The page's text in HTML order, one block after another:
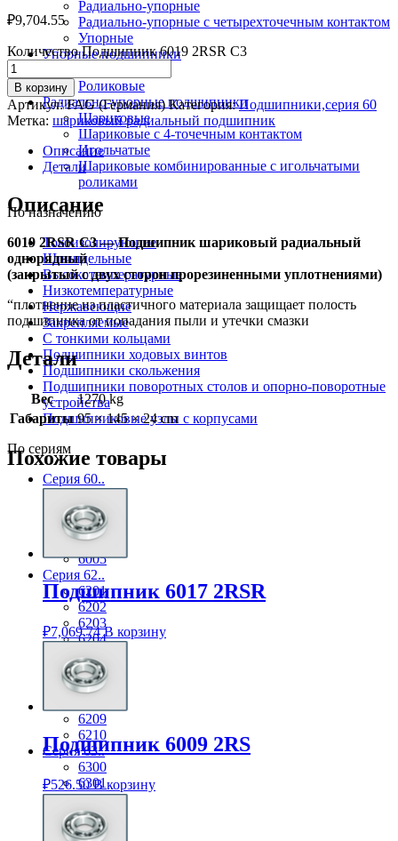
Радиально-упорные
Радиально-упорные с четырехточечным контактом
Упорные
Упорные подшипники
Роликовые
Радиально-упорные подшипники
Шариковые
Шариковые с 4-точечным контактом
Игольчатые
Шариковые комбинированные с игольчатыми
роликами
По назначению
Токоизолирующие
Шпиндельные
Высокотемпературные
Низкотемпературные
Нержавеющие
Закрепляемые
С тонкими кольцами
Подшипники ходовых винтов
Подшипники скольжения
Подшипники поворотных столов и опорно-поворотные
устройства
Подшипниковые узлы с корпусами
По сериям
Серия 60..
6001
6002
6003
6004
6005
Серия 62..
6201
6202
6203
6204
6205
6206
6207
6209
6210
Серия 63..
6300
6301
6302
6303
6304
₽9,704.55
Количество Подшипник 6019 2RSR C3
В корзину
Артикул:FAG (Германия) Категория:Подшипники,серия 60
Метка: шариковый радиальный подшипник
Описание
Детали
Описание
6019 2RSR C3 — Подшипник шариковый радиальный
однорядный
(закрытый с двух сторон прорезиненными уплотнениями)
“плотнение из пластичного материала защищает полость
подшипника от попадания пыли и утечки смазки
Детали
Вес
1270 kg
Габариты 95 × 145 × 24 cm
Похожие товары
Подшипник 6017 2RSR
₽7,069.74 В корзину
Подшипник 6009 2RS
₽526.50 В корзину